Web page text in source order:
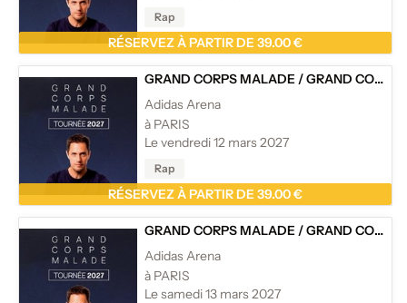
Rap
RÉSERVEZ À PARTIR DE 39.00 €
GRAND CORPS MALADE /GRAND CORPS MALADE - TOURNÉE
Adidas Arena
à PARIS
Le vendredi 12 mars 2027
Rap
RÉSERVEZ À PARTIR DE 39.00 €
GRAND CORPS MALADE /GRAND CORPS MALADE - TOURNÉE
Adidas Arena
à PARIS
Le samedi 13 mars 2027